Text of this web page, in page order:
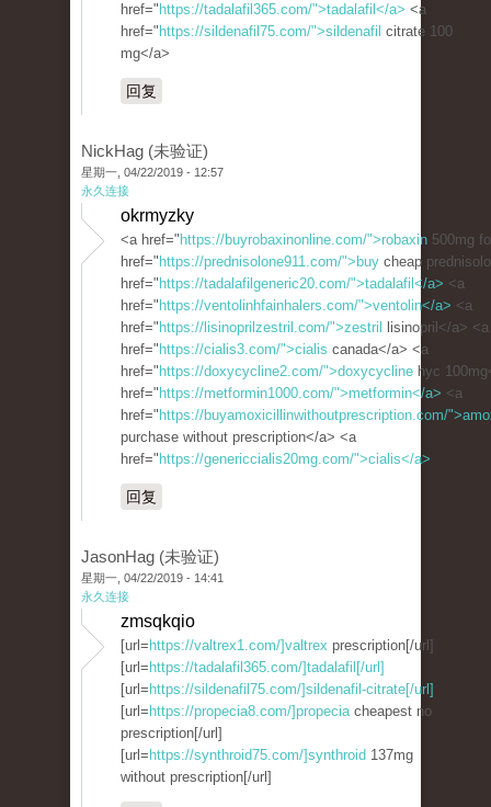
href=" https://tadalafil365.com/">tadalafil</a> <a
href=" https://sildenafil75.com/">sildenafil citrate 100
mg</a>
回复
NickHag (未验证)
星期一, 04/22/2019 - 12:57
永久连接
okrmyzky
<a href=" https://buyrobaxinonline.com/">robaxin 500mg
href=" https://prednisolone911.com/">buy cheap
href=" https://tadalafilgeneric20.com/">tadalafil</a> <a
href=" https://ventolinhfainhalers.com/">ventolin</a> <a
href=" https://lisinoprilzestril.com/">zestril
lisinopril</a> <a
href=" https://cialis3.com/">cialis canada</a> <a
href=" https://doxycycline2.com/">doxycycline hyc
href=" https://metformin1000.com/">metformin</a> <a
href=" https://buyamoxicillinwithoutprescription.com/
purchase without prescription</a> <a
href=" https://genericcialis20mg.com/">cialis</a>
回复
JasonHag (未验证)
星期一, 04/22/2019 - 14:41
永久连接
zmsqkqio
[url= https://valtrex1.com/]valtrex prescription[/url]
[url= https://tadalafil365.com/]tadalafil[/url]
[url= https://sildenafil75.com/]sildenafil-citrate[/url]
[url= https://propecia8.com/]propeciacheapest no
prescription[/url]
[url= https://synthroid75.com/]synthroid 137mg
without prescription[/url]